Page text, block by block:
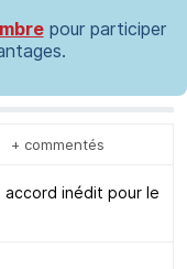
pour participer
+ commentés
accord inédit pour le